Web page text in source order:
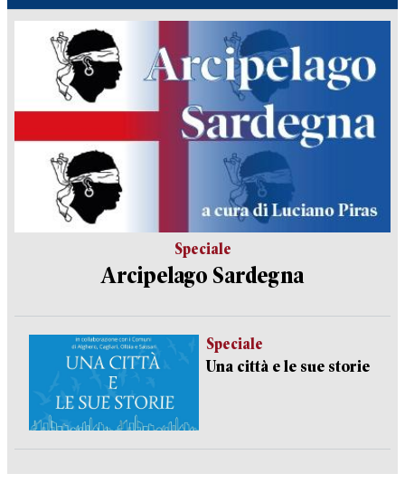
Speciale
Arcipelago Sardegna
Speciale
Una città e le sue storie